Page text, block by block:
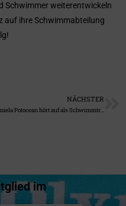
Schwimmer weiterentwickeln
auf ihre Schwimmabteilung
NÄCHSTER
Daniela Potocean hört auf als Schwimmtrainerin
im